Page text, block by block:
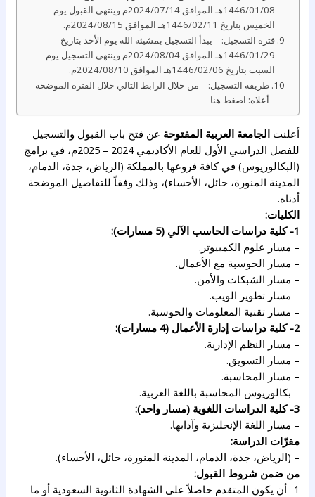
1446/01/08هـ الموافق 2024/07/14م وينتهي القبول يوم
الخميس بتاريخ 1446/02/11هـ الموافق 2024/08/15م.
فترة التسجيل: – يبدأ التسجيل بمشيئة الله يوم الأحد بتاريخ
1446/01/29هـ الموافق 2024/08/04م وينتهي التسجيل يوم
السبت بتاريخ 1446/02/06هـ الموافق 2024/08/10م.
طريقة التسجيل: – من خلال الرابط التالي خلال الفترة الموضحة
أعلاه: اضغط هنا
أعلنت الجامعة العربية المفتوحة عن فتح باب القبول والتسجيل
للفصل الدراسي الأول للعام الأكاديمي 2024 – 2025م، في برامج
(البكالوريوس) في كافة فروعها بالمملكة (الرياض، جدة، الدمام،
المدينة المنورة، حائل، الأحساء)، وذلك وفقاً للتفاصيل الموضحة
أدناه.
الكليات:
1- كلية دراسات الحاسب الآلي (5 مسارات):
– مسار علوم الكمبيوتر.
– مسار الحوسبة مع الأعمال.
– مسار الشبكات والأمن.
– مسار تطوير الويب.
– مسار تقنية المعلومات والحوسبة.
2- كلية دراسات إدارة الأعمال (4 مسارات):
– مسار النظم الإدارية.
– مسار التسويق.
– مسار المحاسبة.
– بكالوريوس المحاسبة باللغة العربية.
3- كلية الدراسات اللغوية (مسار واحد):
– مسار اللغة الإنجليزية وآدابها.
مقرّات الدراسة:
– (الرياض، جدة، الدمام، المدينة المنورة، حائل، الأحساء).
من ضمن شروط القبول:
1- أن يكون المتقدم حاصلاً على الشهادة الثانوية السعودية أو ما